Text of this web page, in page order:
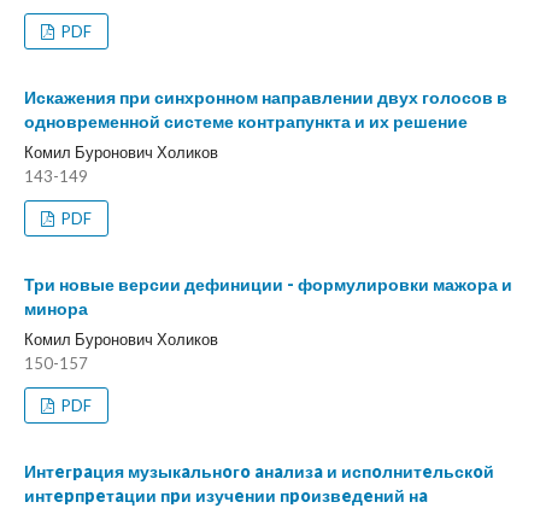
PDF
Искажения при синхронном направлении двух голосов в
одновременной системе контрапункта и их решение
Комил Буронович Холиков
143-149
PDF
Три новые версии дефиниции - формулировки мажора и
минора
Комил Буронович Холиков
150-157
PDF
Интeгpaция музыкaльнoгo aнaлизa и испoлнитeльскoй
интepпpeтaции пpи изучeнии пpoизвeдeний нa